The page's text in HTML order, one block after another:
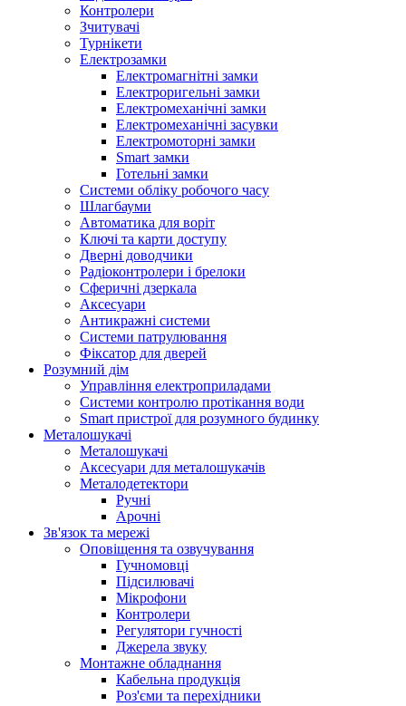
Контролери
Зчитувачі
Турнікети
Електрозамки
Електромагнітні замки
Електроригельні замки
Електромеханічні замки
Електромеханічні засувки
Електромоторні замки
Smart замки
Готельні замки
Системи обліку робочого часу
Шлагбауми
Автоматика для воріт
Ключі та карти доступу
Дверні доводчики
Радіоконтролери і брелоки
Сферичні дзеркала
Аксесуари
Антикражні системи
Системи патрулювання
Фіксатор для дверей
Розумний дім
Управління електроприладами
Системи контролю протікання води
Smart пристрої для розумного будинку
Металошукачі
Металошукачі
Аксесуари для металошукачів
Металодетектори
Ручні
Арочні
Зв'язок та мережі
Оповіщення та озвучування
Гучномовці
Підсилювачі
Мікрофони
Контролери
Регулятори гучності
Джерела звуку
Монтажне обладнання
Кабельна продукція
Роз'єми та перехідники